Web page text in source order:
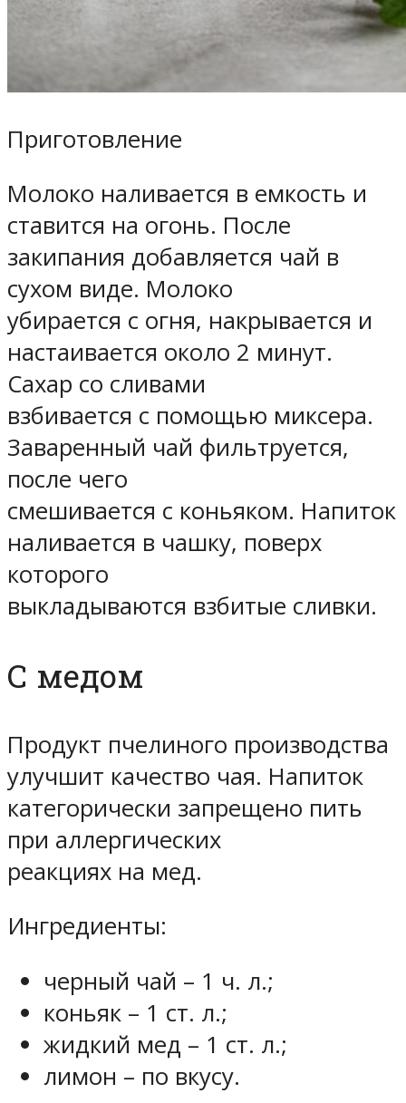
Приготовление
Молоко наливается в емкость и
ставится на огонь. После
закипания добавляется чай в
сухом виде. Молоко
убирается с огня, накрывается и
настаивается около 2 минут.
Сахар со сливами
взбивается с помощью миксера.
Заваренный чай фильтруется,
после чего
смешивается с коньяком. Напиток
наливается в чашку, поверх
которого
выкладываются взбитые сливки.
С медом
Продукт пчелиного производства
улучшит качество чая. Напиток
категорически запрещено пить
при аллергических
реакциях на мед.
Ингредиенты:
черный чай – 1 ч. л.;
коньяк – 1 ст. л.;
жидкий мед – 1 ст. л.;
лимон – по вкусу.